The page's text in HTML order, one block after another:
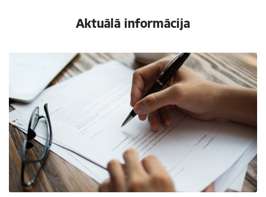
Aktuālā informācija